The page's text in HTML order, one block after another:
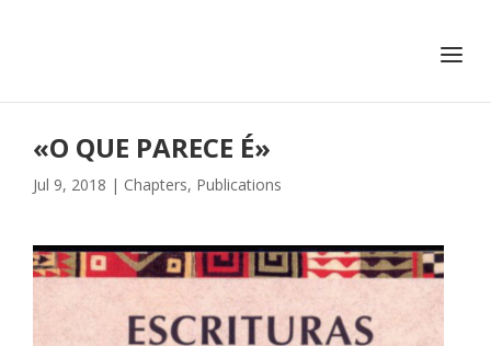
«O QUE PARECE É»
Jul 9, 2018 | Chapters, Publications